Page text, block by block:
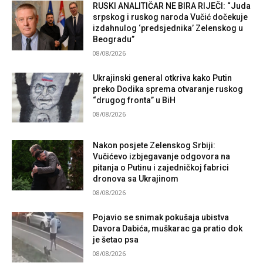
RUSKI ANALITIČAR NE BIRA RIJEČI: “Juda
srpskog i ruskog naroda Vučić dočekuje
izdahnulog ‘predsjednika’ Zelenskog u
Beogradu”
08/08/2026
Ukrajinski general otkriva kako Putin
preko Dodika sprema otvaranje ruskog
“drugog fronta” u BiH
08/08/2026
Nakon posjete Zelenskog Srbiji:
Vučićevo izbjegavanje odgovora na
pitanja o Putinu i zajedničkoj fabrici
dronova sa Ukrajinom
08/08/2026
Pojavio se snimak pokušaja ubistva
Davora Dabića, muškarac ga pratio dok
je šetao psa
08/08/2026